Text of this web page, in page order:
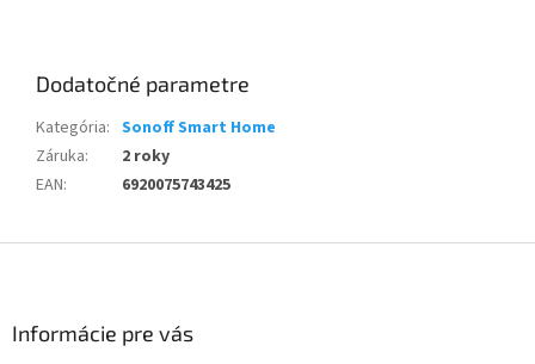
Dodatočné parametre
Kategória: Sonoff Smart Home
Záruka:
2 roky
EAN: 6920075743425
Informácie pre vás